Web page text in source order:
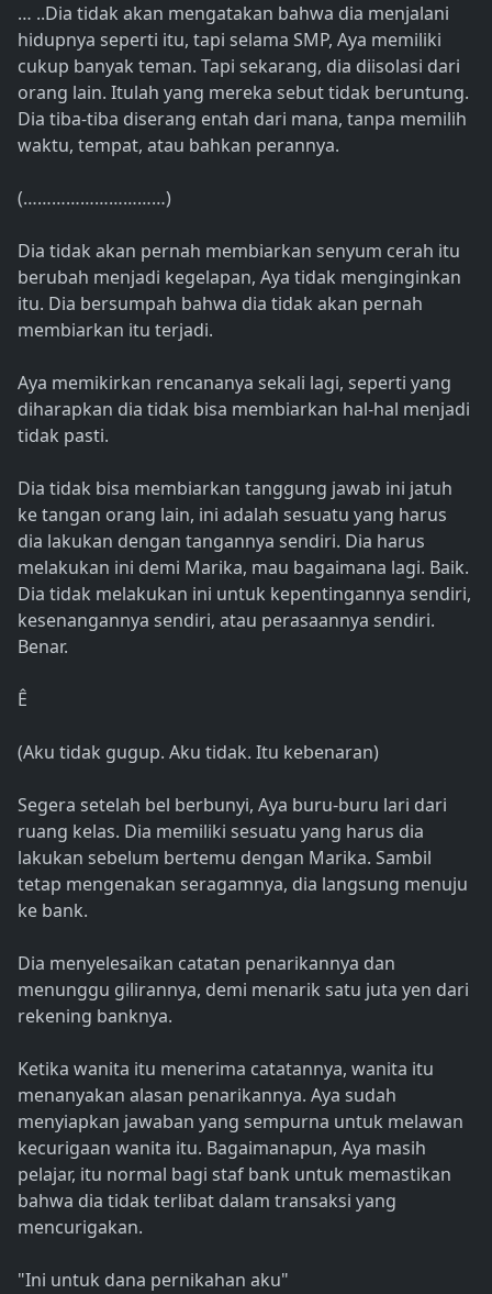
… ..Dia tidak akan mengatakan bahwa dia menjalani
hidupnya seperti itu, tapi selama SMP, Aya memiliki
cukup banyak teman. Tapi sekarang, dia diisolasi dari
orang lain. Itulah yang mereka sebut tidak beruntung.
Dia tiba-tiba diserang entah dari mana, tanpa memilih
waktu, tempat, atau bahkan perannya.
(…………………………)
Dia tidak akan pernah membiarkan senyum cerah itu
berubah menjadi kegelapan, Aya tidak menginginkan
itu. Dia bersumpah bahwa dia tidak akan pernah
membiarkan itu terjadi.
Aya memikirkan rencananya sekali lagi, seperti yang
diharapkan dia tidak bisa membiarkan hal-hal menjadi
tidak pasti.
Dia tidak bisa membiarkan tanggung jawab ini jatuh
ke tangan orang lain, ini adalah sesuatu yang harus
dia lakukan dengan tangannya sendiri. Dia harus
melakukan ini demi Marika, mau bagaimana lagi. Baik.
Dia tidak melakukan ini untuk kepentingannya sendiri,
kesenangannya sendiri, atau perasaannya sendiri.
Benar.
Ê
(Aku tidak gugup. Aku tidak. Itu kebenaran)
Segera setelah bel berbunyi, Aya buru-buru lari dari
ruang kelas. Dia memiliki sesuatu yang harus dia
lakukan sebelum bertemu dengan Marika. Sambil
tetap mengenakan seragamnya, dia langsung menuju
ke bank.
Dia menyelesaikan catatan penarikannya dan
menunggu gilirannya, demi menarik satu juta yen dari
rekening banknya.
Ketika wanita itu menerima catatannya, wanita itu
menanyakan alasan penarikannya. Aya sudah
menyiapkan jawaban yang sempurna untuk melawan
kecurigaan wanita itu. Bagaimanapun, Aya masih
pelajar, itu normal bagi staf bank untuk memastikan
bahwa dia tidak terlibat dalam transaksi yang
mencurigakan.
"Ini untuk dana pernikahan aku"